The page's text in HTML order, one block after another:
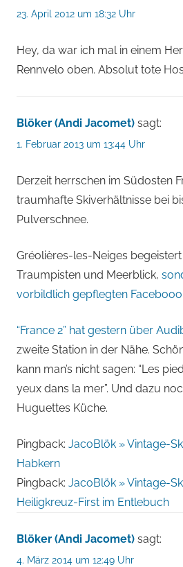
23. April 2012 um 18:32 Uhr
Hey, da war ich mal in einem
Rennvelo oben. Absolut tote
Blöker (Andi Jacomet) sagt:
1. Februar 2013 um 13:44 Uhr
Derzeit herrschen im Südosten
traumhafte Skiverhältnisse bei
Pulverschnee.
Gréolières-les-Neiges
Traumpisten und Meerblick,
vorbildlich gepflegten
“France 2” hat gestern über
zweite Station in der Nähe.
kann man’s nicht sagen: “Les
yeux dans la mer”. Und dazu
Huguettes Küche.
Pingback: JacoBlök » Vintage-
Habkern
Pingback: JacoBlök » Vintage-
Heiligkreuz-First im Entlebuch
Blöker (Andi Jacomet) sagt:
4. März 2014 um 12:49 Uhr